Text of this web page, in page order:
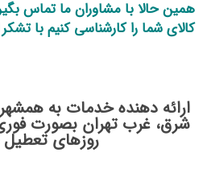
همین حالا با مشاوران ما تماس
کالای شما را کارشناسی کنیم با تشکر
ارائه دهنده خدمات به
شرق، غرب تهران بصورت
روزهای